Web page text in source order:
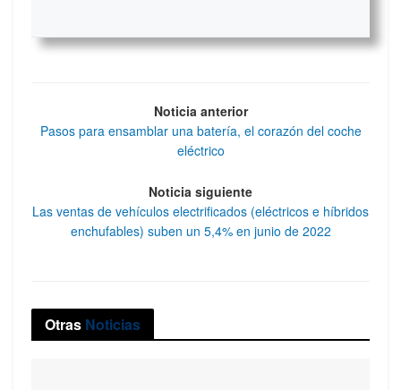
Noticia anterior
Pasos para ensamblar una batería, el corazón del coche
eléctrico
Noticia siguiente
Las ventas de vehículos electrificados (eléctricos e híbridos
enchufables) suben un 5,4% en junio de 2022
Otras Noticias